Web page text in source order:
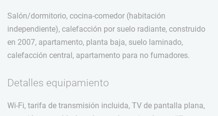
Salón/dormitorio, cocina-comedor (habitación
independiente), calefacción por suelo radiante, construido
en 2007, apartamento, planta baja, suelo laminado,
calefacción central, apartamento para no fumadores.
Detalles equipamiento
Wi-Fi, tarifa de transmisión incluida, TV de pantalla plana,